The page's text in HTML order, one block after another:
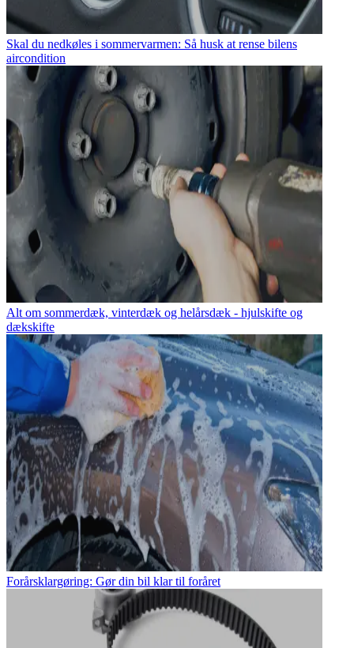
Skal du nedkøles i sommervarmen: Så husk at rense bilens
aircondition
Alt om sommerdæk, vinterdæk og helårsdæk - hjulskifte og
dækskifte
Forårsklargøring: Gør din bil klar til foråret